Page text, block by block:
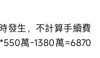
發生，不計算手續費
萬-1380萬=6870